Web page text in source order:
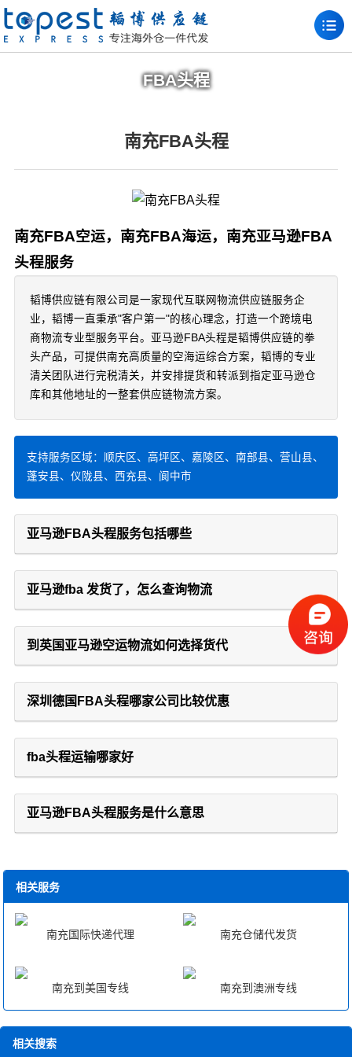
FBA头程
南充FBA头程
南充FBA空运，南充FBA海运，南充亚马逊FBA
头程服务
韬博供应链有限公司是一家现代互联网物流供应链服务企
业，韬博一直秉承"客户第一"的核心理念，打造一个跨境电
商物流专业型服务平台。亚马逊FBA头程是韬博供应链的拳
头产品，可提供南充高质量的空海运综合方案，韬博的专业
清关团队进行完税清关，并安排提货和转派到指定亚马逊仓
库和其他地址的一整套供应链物流方案。
支持服务区域：顺庆区、高坪区、嘉陵区、南部县、营山县、
蓬安县、仪陇县、西充县、阆中市
亚马逊FBA头程服务包括哪些
亚马逊fba 发货了，怎么查询物流
到英国亚马逊空运物流如何选择货代
深圳德国FBA头程哪家公司比较优惠
fba头程运输哪家好
亚马逊FBA头程服务是什么意思
相关服务
南充国际快递代理 南充仓储代发货
南充到美国专线 南充到澳洲专线
相关搜索